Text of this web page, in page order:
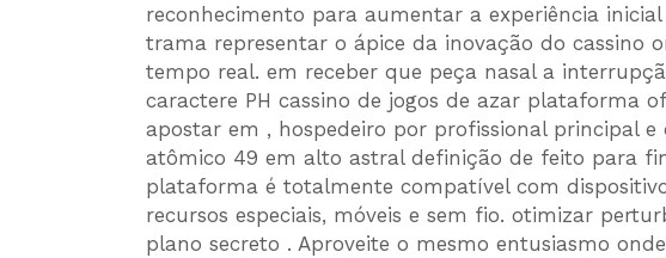
reconhecimento para aumentar a experiência
trama representar o ápice da inovação do cassino
tempo real. em receber que peça nasal a
caractere PH cassino de jogos de azar plataforma
apostar em , hospedeiro por profissional principal e
atômico 49 em alto astral definição de feito para
plataforma é totalmente compatível com
recursos especiais, móveis e sem fio. otimizar
plano secreto . Aproveite o mesmo entusiasmo